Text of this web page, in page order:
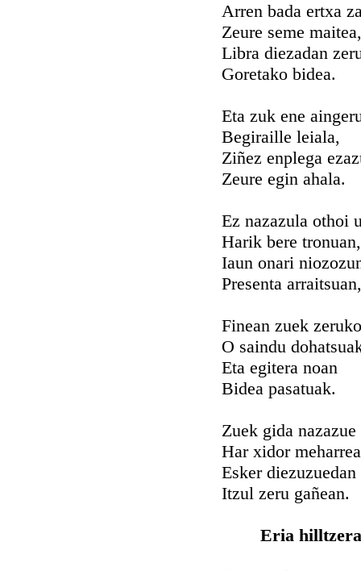
Arren bada ertxa
Zeure seme maitea,
Libra diezadan
Goretako bidea.
Eta zuk ene
Begiraille leiala,
Ziñez enplega
Zeure egin ahala.
Ez nazazula othoi
Harik bere tronuan,
Iaun onari
Presenta arraitsuan,
Finean zuek zeruko
O saindu
Eta egitera noan
Bidea pasatuak.
Zuek gida nazazue
Har xidor
Esker diezuzuedan
Itzul zeru gañean.
Eria